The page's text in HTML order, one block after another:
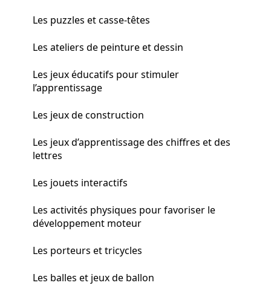
Les puzzles et casse-têtes
Les ateliers de peinture et dessin
Les jeux éducatifs pour stimuler
l’apprentissage
Les jeux de construction
Les jeux d’apprentissage des chiffres et des
lettres
Les jouets interactifs
Les activités physiques pour favoriser le
développement moteur
Les porteurs et tricycles
Les balles et jeux de ballon